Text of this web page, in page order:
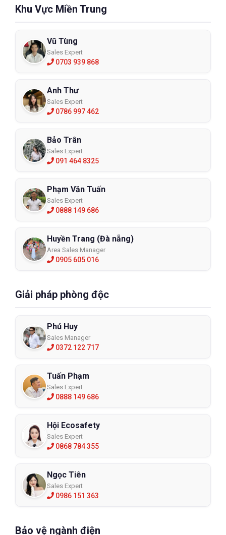
Khu Vực Miền Trung
Vũ Tùng
Sales Expert
0703 939 868
Anh Thư
Sales Expert
0786 997 462
Bảo Trân
Sales Expert
091 464 8325
Phạm Văn Tuấn
Sales Expert
0888 149 686
Huyền Trang (Đà nẵng)
Area Sales Manager
0905 605 016
Giải pháp phòng độc
Phú Huy
Sales Manager
0372 122 717
Tuấn Phạm
Sales Expert
0888 149 686
Hội Ecosafety
Sales Expert
0868 784 355
Ngọc Tiên
Sales Expert
0986 151 363
Bảo vệ ngành điện